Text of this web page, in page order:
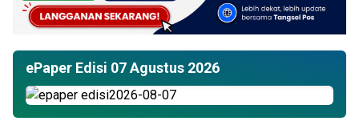
ePaper Edisi 07 Agustus 2026